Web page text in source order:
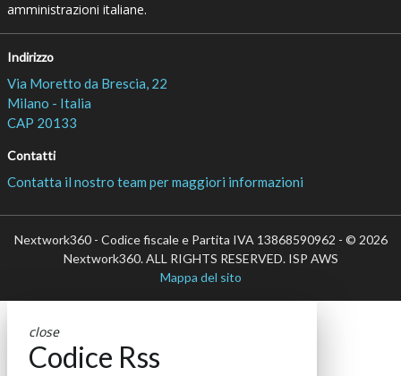
amministrazioni italiane.
Indirizzo
Via Moretto da Brescia, 22
Milano - Italia
CAP 20133
Contatti
Contatta il nostro team per maggiori informazioni
Nextwork360 - Codice fiscale e Partita IVA 13868590962 - © 2026
Nextwork360. ALL RIGHTS RESERVED. ISP AWS
Mappa del sito
close
Codice Rss